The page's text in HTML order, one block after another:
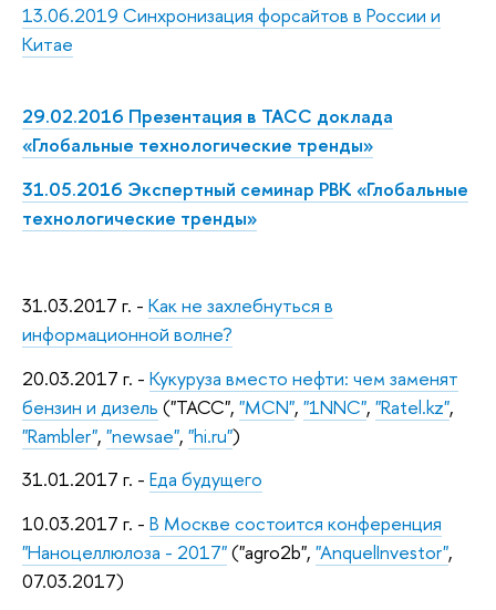
13.06.2019 Синхронизация форсайтов в России и
Китае
29.02.2016 Презентация в ТАСС доклада
«Глобальные технологические тренды»
31.05.2016 Экспертный семинар РВК «Глобальные
технологические тренды»
31.03.2017 г. - Как не захлебнуться в
информационной волне?
20.03.2017 г. - Кукуруза вместо нефти: чем заменят
бензин и дизель ("ТАСС", "MCN", "1NNC", "Ratel.kz",
"Rambler", "newsae", "hi.ru")
31.01.2017 г. - Еда будущего
10.03.2017 г. - В Москве состоится конференция
"Наноцеллюлоза - 2017"("agro2b", "AnquelInvestor",
07.03.2017)